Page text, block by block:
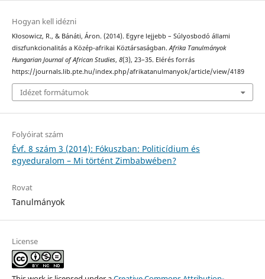
Hogyan kell idézni
Kłosowicz, R., & Bánáti, Áron. (2014). Egyre lejjebb – Súlyosbodó állami
diszfunkcionalitás a Közép-afrikai Köztársaságban. Afrika Tanulmányok
Hungarian Journal of African Studies, 8(3), 23–35. Elérés forrás
https://journals.lib.pte.hu/index.php/afrikatanulmanyok/article/view/4189
Idézet formátumok
Folyóirat szám
Évf. 8 szám 3 (2014): Fókuszban: Politicídium és
egyeduralom – Mi történt Zimbabwében?
Rovat
Tanulmányok
License